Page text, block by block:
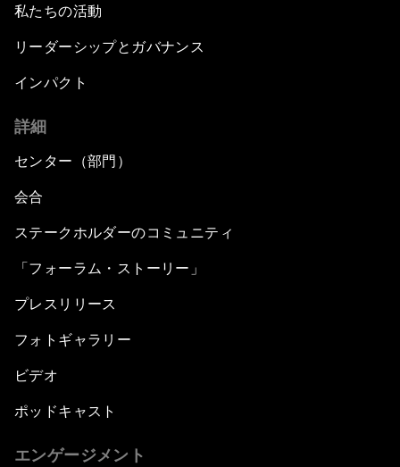
私たちの活動
リーダーシップとガバナンス
インパクト
詳細
センター（部門）
会合
ステークホルダーのコミュニティ
「フォーラム・ストーリー」
プレスリリース
フォトギャラリー
ビデオ
ポッドキャスト
エンゲージメント